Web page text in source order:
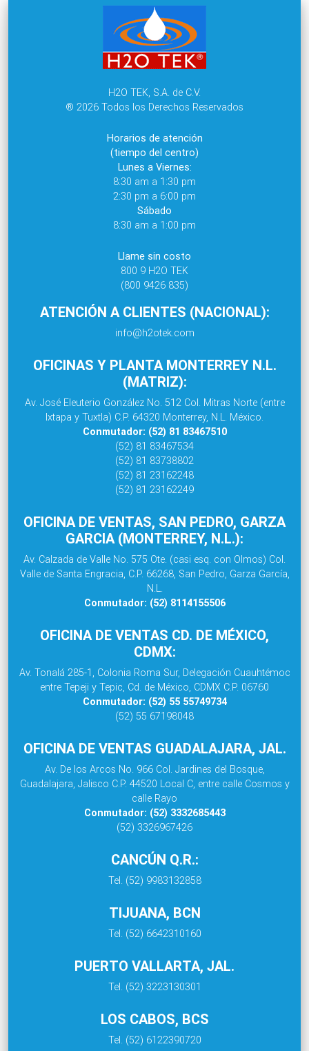
H2O TEK, S.A. de C.V.
® 2026 Todos los Derechos Reservados
Horarios de atención
(tiempo del centro)
Lunes a Viernes:
8:30 am a 1:30 pm
2:30 pm a 6:00 pm
Sábado
8:30 am a 1:00 pm
Llame sin costo
800 9 H2O TEK
(800 9426 835)
ATENCIÓN A CLIENTES (NACIONAL):
info@h2otek.com
OFICINAS Y PLANTA MONTERREY N.L.
(MATRIZ):
Av. José Eleuterio González No. 512 Col. Mitras Norte (entre
Ixtapa y Tuxtla) C.P. 64320 Monterrey, N.L. México.
Conmutador: (52) 81 83467510
(52) 81 83467534
(52) 81 83738802
(52) 81 23162248
(52) 81 23162249
OFICINA DE VENTAS, SAN PEDRO, GARZA
GARCIA (MONTERREY, N.L.):
Av. Calzada de Valle No. 575 Ote. (casi esq. con Olmos) Col.
Valle de Santa Engracia, C.P. 66268, San Pedro, Garza García,
N.L.
Conmutador: (52) 8114155506
OFICINA DE VENTAS CD. DE MÉXICO,
CDMX:
Av. Tonalá 285-1, Colonia Roma Sur, Delegación Cuauhtémoc
entre Tepeji y Tepic, Cd. de México, CDMX C.P. 06760
Conmutador: (52) 55 55749734
(52) 55 67198048
OFICINA DE VENTAS GUADALAJARA, JAL.
Av. De los Arcos No. 966 Col. Jardines del Bosque,
Guadalajara, Jalisco C.P. 44520 Local C, entre calle Cosmos y
calle Rayo
Conmutador: (52) 3332685443
(52) 3326967426
CANCÚN Q.R.:
Tel. (52) 9983132858
TIJUANA, BCN
Tel. (52) 6642310160
PUERTO VALLARTA, JAL.
Tel. (52) 3223130301
LOS CABOS, BCS
Tel. (52) 6122390720